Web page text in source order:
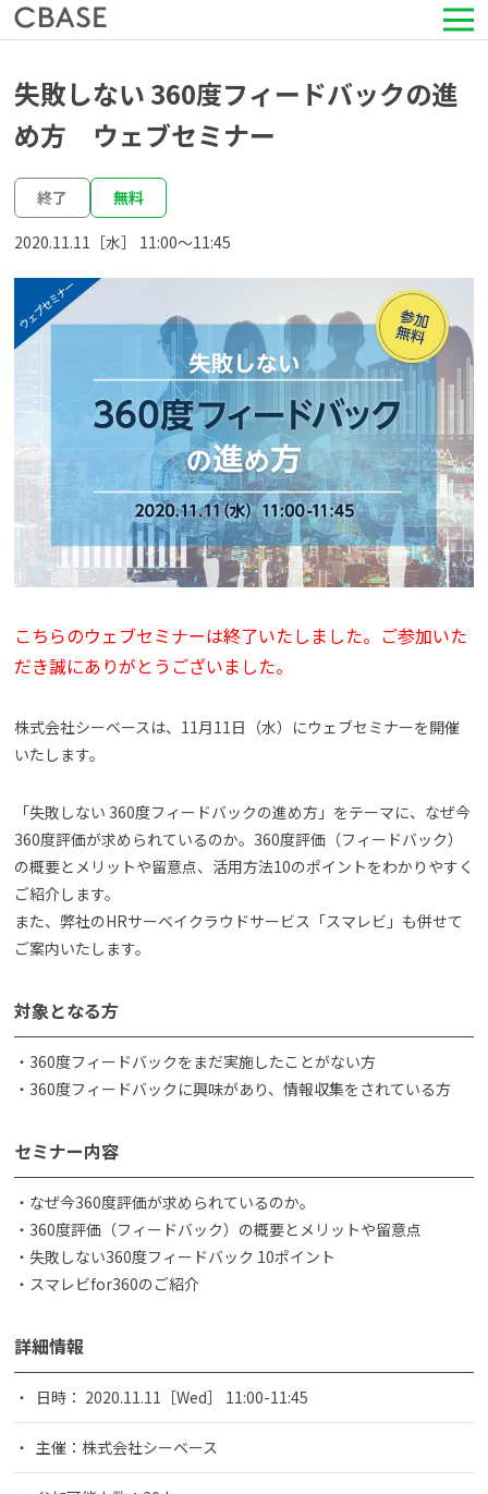
活用シーン
導入事例
HRコラム
お知らせ
会社情報
よくある質問
失敗しない 360度フィードバックの進
め方 ウェブセミナー
終了 無料
2020.11.11［水］ 11:00〜11:45
こちらのウェブセミナーは終了いたしました。ご参加いた
だき誠にありがとうございました。
株式会社シーベースは、11月11日（水）にウェブセミナーを開催
いたします。
「失敗しない 360度フィードバックの進め方」をテーマに、なぜ今
360度評価が求められているのか。360度評価（フィードバック）
の概要とメリットや留意点、活用方法10のポイントをわかりやすく
ご紹介します。
また、弊社のHRサーベイクラウドサービス「スマレビ」も併せて
ご案内いたします。
対象となる方
・360度フィードバックをまだ実施したことがない方
・360度フィードバックに興味があり、情報収集をされている方
セミナー内容
・なぜ今360度評価が求められているのか。
・360度評価（フィードバック）の概要とメリットや留意点
・失敗しない360度フィードバック 10ポイント
・スマレビfor360のご紹介
詳細情報
日時： 2020.11.11［Wed］ 11:00-11:45
主催：株式会社シーベース